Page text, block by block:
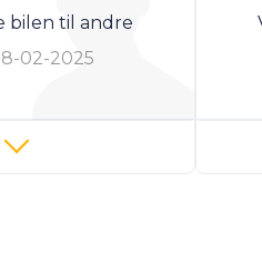
bilen til andre
02-2025